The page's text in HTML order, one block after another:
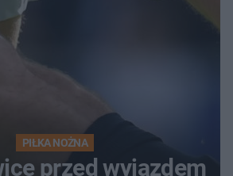
PIŁKA NOŻNA
przed wyjazdem